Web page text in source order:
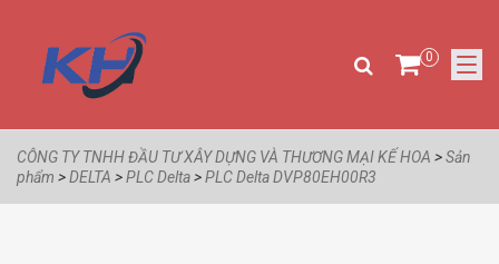
0
CÔNG TY TNHH ĐẦU TƯ XÂY DỰNG VÀ THƯƠNG MẠI KẾ HOA >Sản
phẩm >DELTA >PLC Delta>PLC Delta DVP80EH00R3